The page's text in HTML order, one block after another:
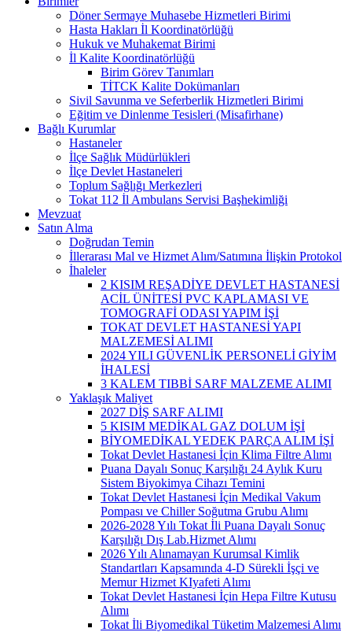
Döner Sermaye Muhasebe Hizmetleri Birimi
Hasta Hakları İl Koordinatörlüğü
Hukuk ve Muhakemat Birimi
İl Kalite Koordinatörlüğü
Birim Görev Tanımları
TİTCK Kalite Dokümanları
Sivil Savunma ve Seferberlik Hizmetleri Birimi
Eğitim ve Dinlenme Tesisleri (Misafirhane)
Bağlı Kurumlar
Hastaneler
İlçe Sağlık Müdürlükleri
İlçe Devlet Hastaneleri
Toplum Sağlığı Merkezleri
Tokat 112 İl Ambulans Servisi Başhekimliği
Mevzuat
Satın Alma
Doğrudan Temin
İllerarası Mal ve Hizmet Alım/Satımına İlişkin Protokol
İhaleler
2 KISIM REŞADİYE DEVLET HASTANESİ
ACİL ÜNİTESİ PVC KAPLAMASI VE
TOMOGRAFİ ODASI YAPIM İŞİ
TOKAT DEVLET HASTANESİ YAPI
MALZEMESİ ALIMI
2024 YILI GÜVENLİK PERSONELİ GİYİM
İHALESİ
3 KALEM TIBBİ SARF MALZEME ALIMI
Yaklaşık Maliyet
2027 DİŞ SARF ALIMI
5 KISIM MEDİKAL GAZ DOLUM İŞİ
BİYOMEDİKAL YEDEK PARÇA ALIM İŞİ
Tokat Devlet Hastanesi İçin Klima Filtre Alımı
Puana Dayalı Sonuç Karşılığı 24 Aylık Kuru
Sistem Biyokimya Cihazı Temini
Tokat Devlet Hastanesi İçin Medikal Vakum
Pompası ve Chiller Soğutma Grubu Alımı
2026-2028 Yılı Tokat İli Puana Dayalı Sonuç
Karşılığı Dış Lab.Hizmet Alımı
2026 Yılı Alınamayan Kurumsal Kimlik
Standartları Kapsamında 4-D Sürekli İşçi ve
Memur Hizmet KIyafeti Alımı
Tokat Devlet Hastanesi İçin Hepa Filtre Kutusu
Alımı
Tokat İli Biyomedikal Tüketim Malzemesi Alımı